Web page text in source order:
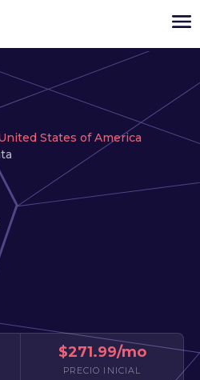
VPS
Servidores dedicados
States of America
$271.99/mo
PRECIO INICIAL